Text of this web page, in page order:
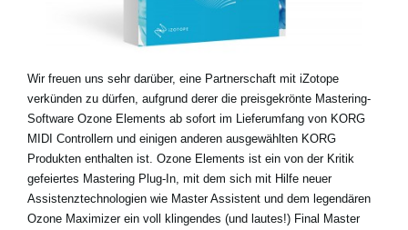
Gebiet / Land
Social Media
Über KORG
Wir freuen uns sehr darüber, eine Partnerschaft mit iZotope
verkünden zu dürfen, aufgrund derer die preisgekrönte Mastering-
Software Ozone Elements ab sofort im Lieferumfang von KORG
MIDI Controllern und einigen anderen ausgewählten KORG
Produkten enthalten ist. Ozone Elements ist ein von der Kritik
gefeiertes Mastering Plug-In, mit dem sich mit Hilfe neuer
Assistenztechnologien wie Master Assistent und dem legendären
Ozone Maximizer ein voll klingendes (und lautes!) Final Master